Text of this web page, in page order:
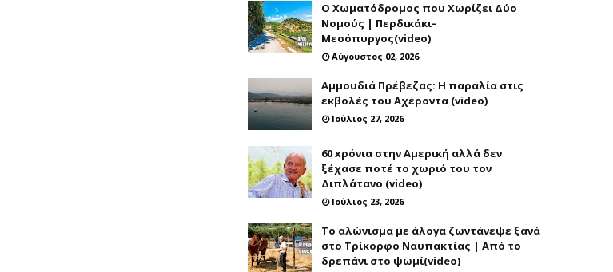
Ο Χωματόδρομος που Χωρίζει Δύο
Νομούς | Περδικάκι–
Μεσόπυργος(video)
Αύγουστος 02, 2026
Αμμουδιά Πρέβεζας: Η παραλία στις
εκβολές του Αχέροντα (video)
Ιούλιος 27, 2026
60 xρόνια στην Αμερική αλλά δεν
ξέχασε ποτέ το χωριό του τον
Διπλάτανο (video)
Ιούλιος 23, 2026
Το αλώνισμα με άλογα ζωντάνεψε ξανά
στο Τρίκορφο Ναυπακτίας | Από το
δρεπάνι στο ψωμί(video)